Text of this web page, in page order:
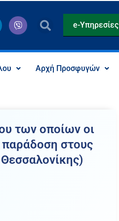
V
i
b
r
e-Υπηρεσίες
Αρχή Προσφυγών
των οποίων οι
παράδοση στους